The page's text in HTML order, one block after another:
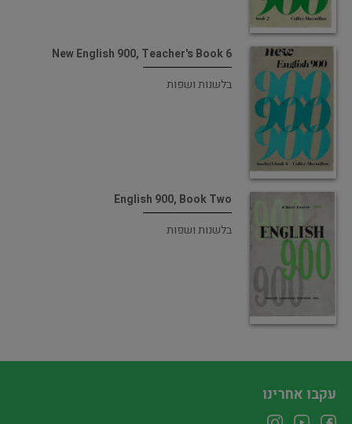
New English 900, Teacher's Book 6
בלשנות ושפות
English 900, Book Two
בלשנות ושפות
עקבו אחרינו